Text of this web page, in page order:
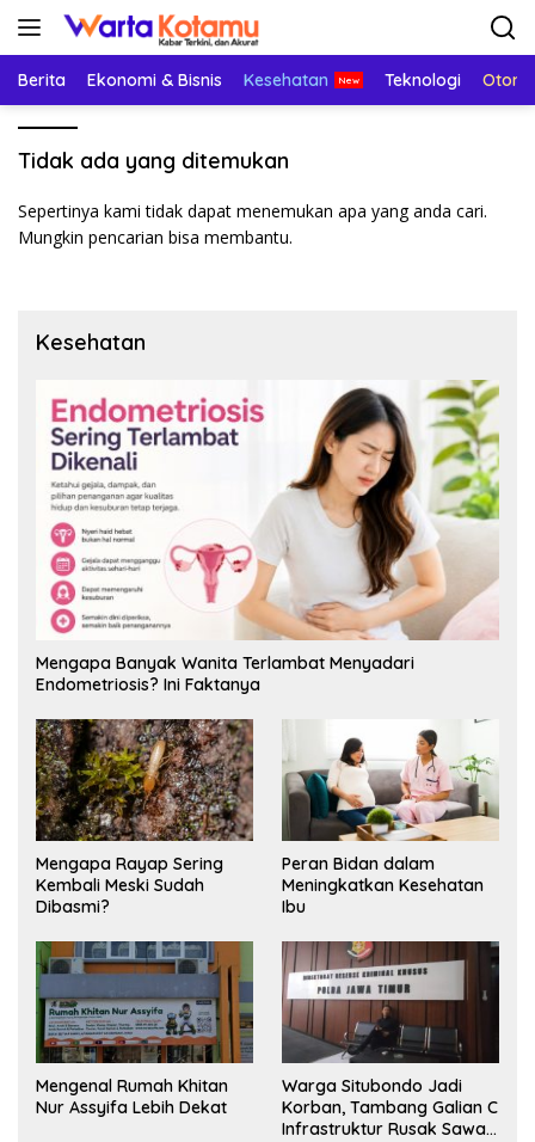
Langsung
Berita Ekonomi & Bisnis Kesehatan Teknologi
Tidak ada yang ditemukan
Sepertinya kami tidak dapat menemukan apa yang anda cari.
Mungkin pencarian bisa membantu.
Kesehatan
Mengapa Banyak Wanita Terlambat Menyadari
Endometriosis? Ini Faktanya
Mengapa Rayap Sering
Kembali Meski Sudah
Dibasmi?
Peran Bidan dalam
Meningkatkan Kesehatan
Ibu
Mengenal Rumah Khitan
Nur Assyifa Lebih Dekat
Warga Situbondo Jadi
Korban, Tambang Galian C
Infrastruktur Rusak Sawah